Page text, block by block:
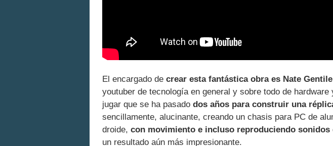
El encargado de crear esta fantástica obra es Nate Gentile
youtuber de tecnología en general y sobre todo de
jugar que se ha pasado dos años para construir una
sencillamente, alucinante, creando un chasis para PC de
droide, con movimiento e incluso reproduciendo sonidos
un resultado aún más impresionante.